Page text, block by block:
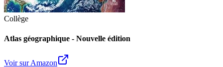
Collège
Atlas géographique - Nouvelle édition
Voir sur Amazon